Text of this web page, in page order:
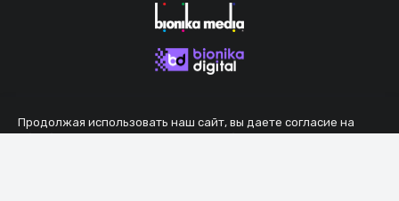
Продолжая использовать наш сайт, вы даете согласие на